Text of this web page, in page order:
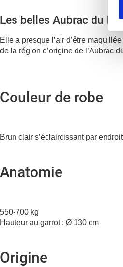
Les belles Aubrac du
Elle a presque l’air d’être
de la région d’origine de l’Aubrac
Couleur de robe
Brun clair s’éclaircissant par
Anatomie
550-700 kg
Hauteur au garrot : Ø 130 cm
Origine